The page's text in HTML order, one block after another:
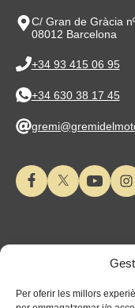
Per oferir les millors
C/ Gran de Gràcia
08012 Barcelona
+34 93 415 06 95
+34 630 38 17 45